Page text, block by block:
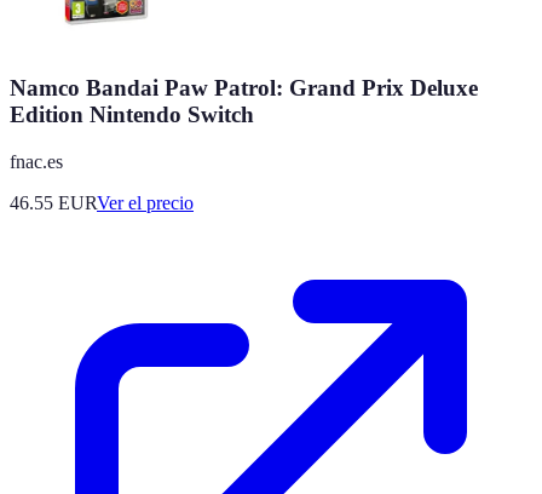
Namco Bandai Paw Patrol: Grand Prix Deluxe
Edition Nintendo Switch
fnac.es
46.55 EURVer el precio